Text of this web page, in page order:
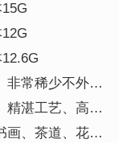
非常稀少不外传
精湛工艺、高清
画、茶道、花